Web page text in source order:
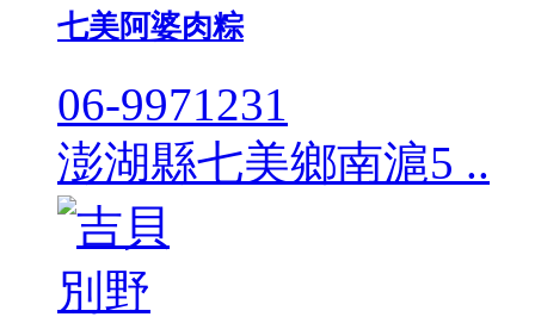
七美阿婆肉粽
06-9971231
澎湖縣七美鄉南滬5 ..